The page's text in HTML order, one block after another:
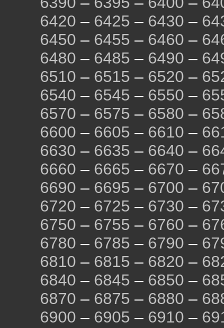
6420 – 6425 – 6430 –
6450 – 6455 – 6460 –
6480 – 6485 – 6490 –
6510 – 6515 – 6520 –
6540 – 6545 – 6550 –
6570 – 6575 – 6580 –
6600 – 6605 – 6610 –
6630 – 6635 – 6640 –
6660 – 6665 – 6670 –
6690 – 6695 – 6700 –
6720 – 6725 – 6730 –
6750 – 6755 – 6760 –
6780 – 6785 – 6790 –
6810 – 6815 – 6820 –
6840 – 6845 – 6850 –
6870 – 6875 – 6880 –
6900 – 6905 – 6910 –